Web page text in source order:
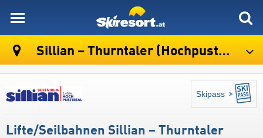
Sillian – Thurntaler (Hochpustertal)
Skipass
Lifte/Seilbahnen Sillian – Thurntaler